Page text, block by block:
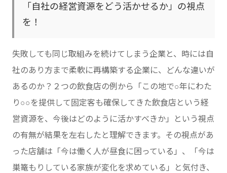
「自社の経営資源をどう活かせるか」の視点
を！
失敗しても同じ取組みを続けてしまう企業と、時には自
社のあり方まで柔軟に再構築する企業に、どんな違いが
あるのか？２つの飲食店の例から「この地で○年にわた
り○○を提供して固定客も確保してきた飲食店という経
営資源を、今後はどのように活かすべきか」という視点
の有無が結果を左右したと理解できます。その視点があ
った店舗は「今は働く人が昼食に困っている」、「今は
巣篭もりしている家族が変化を求めている」と気付き、